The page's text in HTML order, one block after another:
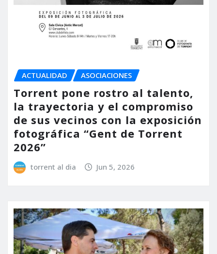
ACTUALIDAD ASOCIACIONES
Torrent pone rostro al talento,
la trayectoria y el compromiso
de sus vecinos con la exposición
fotográfica “Gent de Torrent
2026”
torrent al dia Jun 5, 2026